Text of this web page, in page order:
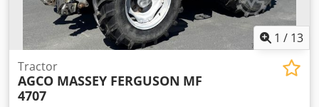
motorluchtfilter met voorfilter voor grove verontreiniging *
EasyCare koelerpakket * Extra brandstofforfilter met
waterafscheider * 500 liter brandstoftank
1 / 13
Tractor
AGCO MASSEY FERGUSON MF
4707